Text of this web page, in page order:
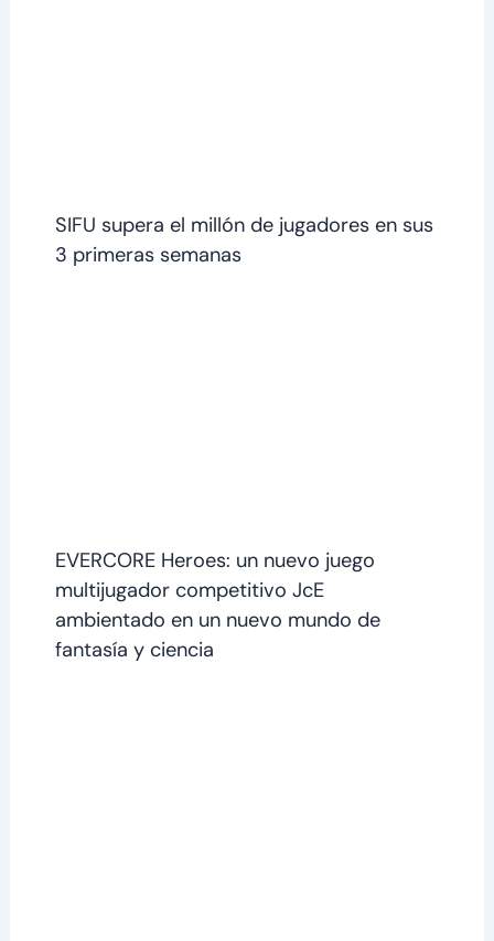
SIFU supera el millón de jugadores en sus
3 primeras semanas
EVERCORE Heroes: un nuevo juego
multijugador competitivo JcE
ambientado en un nuevo mundo de
fantasía y ciencia